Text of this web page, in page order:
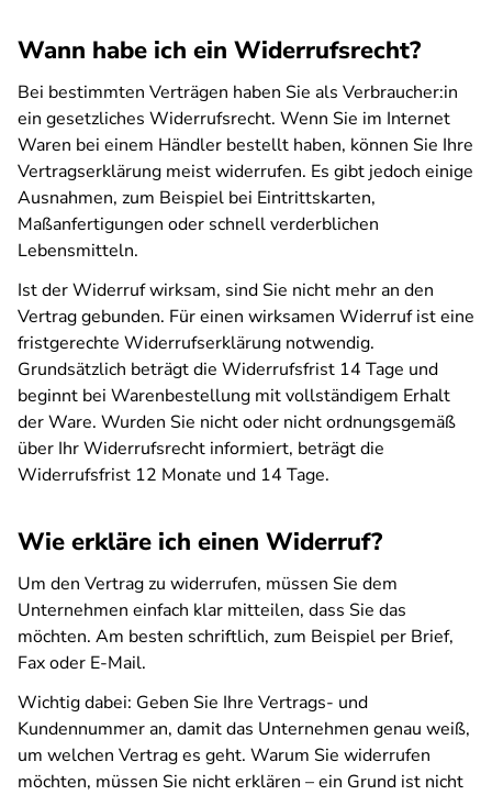
Wann habe ich ein Widerrufsrecht?
Bei bestimmten Verträgen haben Sie als Verbraucher:in
ein gesetzliches Widerrufsrecht. Wenn Sie im Internet
Waren bei einem Händler bestellt haben, können Sie Ihre
Vertragserklärung meist widerrufen. Es gibt jedoch einige
Ausnahmen, zum Beispiel bei Eintrittskarten,
Maßanfertigungen oder schnell verderblichen
Lebensmitteln.
Ist der Widerruf wirksam, sind Sie nicht mehr an den
Vertrag gebunden. Für einen wirksamen Widerruf ist eine
fristgerechte Widerrufserklärung notwendig.
Grundsätzlich beträgt die Widerrufsfrist 14 Tage und
beginnt bei Warenbestellung mit vollständigem Erhalt
der Ware. Wurden Sie nicht oder nicht ordnungsgemäß
über Ihr Widerrufsrecht informiert, beträgt die
Widerrufsfrist 12 Monate und 14 Tage.
Wie erkläre ich einen Widerruf?
Um den Vertrag zu widerrufen, müssen Sie dem
Unternehmen einfach klar mitteilen, dass Sie das
möchten. Am besten schriftlich, zum Beispiel per Brief,
Fax oder E-Mail.
Wichtig dabei: Geben Sie Ihre Vertrags- und
Kundennummer an, damit das Unternehmen genau weiß,
um welchen Vertrag es geht. Warum Sie widerrufen
möchten, müssen Sie nicht erklären – ein Grund ist nicht